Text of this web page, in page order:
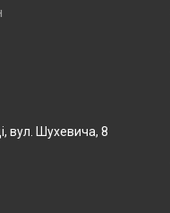
вул. Шухевича, 8